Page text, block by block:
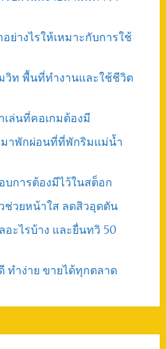
ย่างไรให้เหมาะกับการใช้
วิท พื้นที่ทำงานและใช้ชีวิต
เล่นที่คอเกมต้องมี
มาพักผ่อนที่ที่พักริมแม่น้ำ
บการต้องมีไว้ในสต็อก
ช่วยหน้าใส ลดสิวอุดตัน
ะไรบ้าง และยื่นทวิ 50
ทำง่าย ขายได้ทุกตลาด